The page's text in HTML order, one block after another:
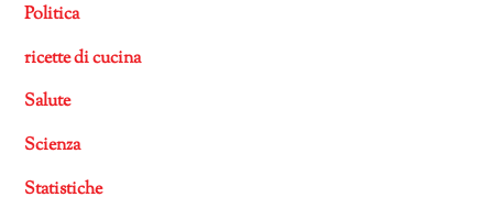
Politica
ricette di cucina
Salute
Scienza
Statistiche